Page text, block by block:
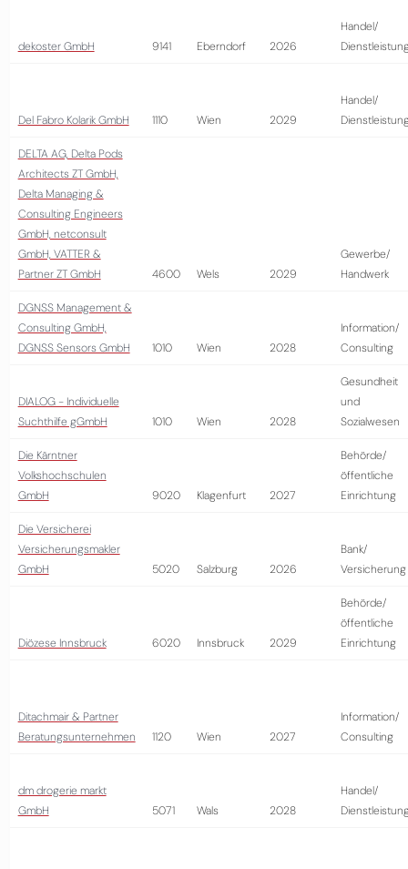
dekoster GmbH 9141 Eberndorf 2026
Handel/
Del Fabro Kolarik GmbH 1110 Wien 2029
Handel/
DELTA AG, Delta Pods
Architects ZT GmbH,
Delta Managing &
Consulting Engineers
GmbH, netconsult
GmbH, VATTER &
Partner ZT GmbH
4600 Wels 2029
Gewerbe/
Handwerk
DGNSS Management &
Consulting GmbH,
DGNSS Sensors GmbH
1010 Wien 2028
Information/
Consulting
DIALOG - Individuelle
Suchthilfe gGmbH
1010 Wien 2028
Gesundheit
und
Sozialwesen
Die Kärntner
Volkshochschulen
GmbH
9020 Klagenfurt 2027
Behörde/
öffentliche
Einrichtung
Die Versicherei
Versicherungsmakler
GmbH
5020 Salzburg 2026
Bank/
Versicherung
Diözese Innsbruck 6020 Innsbruck 2029
Behörde/
öffentliche
Einrichtung
Ditachmair & Partner
Beratungsunternehmen
1120 Wien 2027
Information/
Consulting
dm drogerie markt
GmbH
5071 Wals 2028
Handel/